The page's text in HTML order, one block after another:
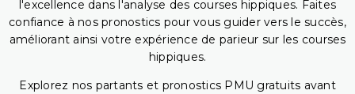
l'excellence dans l'analyse des courses hippiques. Faites
confiance à nos pronostics pour vous guider vers le succès,
améliorant ainsi votre expérience de parieur sur les courses
hippiques.
Explorez nos partants et pronostics PMU gratuits avant